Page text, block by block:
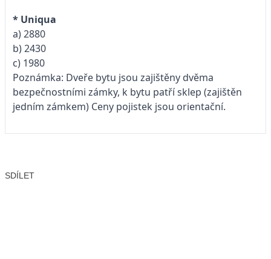
* Uniqua
a) 2880
b) 2430
c) 1980
Poznámka: Dveře bytu jsou zajištěny dvěma
bezpečnostními zámky, k bytu patří sklep (zajištěn
jedním zámkem) Ceny pojistek jsou orientační.
SDÍLET